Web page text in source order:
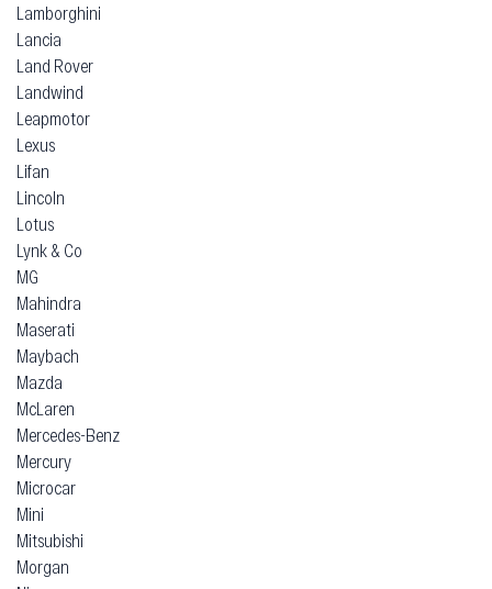
Lamborghini
Lancia
Land Rover
Landwind
Leapmotor
Lexus
Lifan
Lincoln
Lotus
Lynk & Co
MG
Mahindra
Maserati
Maybach
Mazda
McLaren
Mercedes-Benz
Mercury
Microcar
Mini
Mitsubishi
Morgan